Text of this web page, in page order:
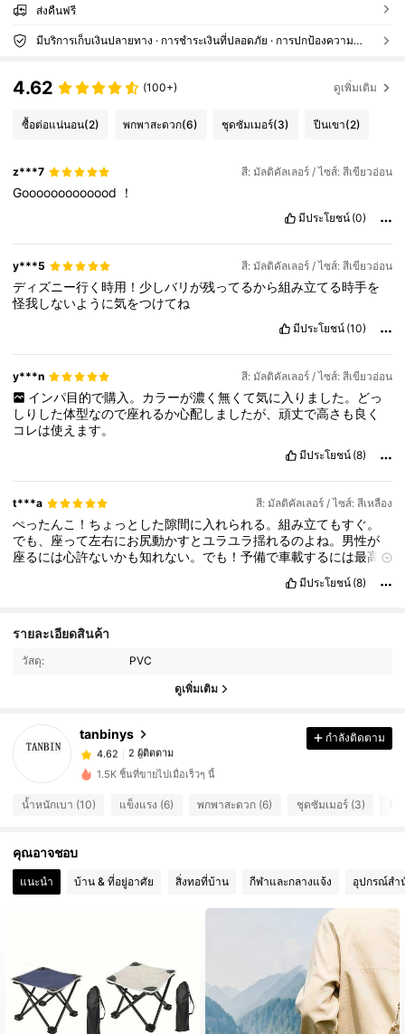
ส่งคืนฟรี
มีบริการเก็บเงินปลายทาง · การชำระเงินที่ปลอดภัย · การปกป้องความเป็นส่วนตัว
4.62 (100+) ดูเพิ่มเติม
ซื้อต่อแน่นอน(2) พกพาสะดวก(6) ชุดซัมเมอร์(3) ปีนเขา(2)
z***7 สี: มัลติคัลเลอร์ / ไซส์: สีเขียวอ่อน
Gooooooooooood ！
มีประโยชน์ (0)
y***5 สี: มัลติคัลเลอร์ / ไซส์: สีเขียวอ่อน
ディズニー行く時用！少しバリが残ってるから組み立てる時手を
怪我しないように気をつけてね
มีประโยชน์ (10)
y***n สี: มัลติคัลเลอร์ / ไซส์: สีเขียวอ่อน
インパ目的で購入。カラーが濃く無くて気に入りました。どっ
しりした体型なので座れるか心配しましたが、頑丈で高さも良く
コレは使えます。
มีประโยชน์ (8)
t***a สี: มัลติคัลเลอร์ / ไซส์: สีเหลือง
ぺったんこ！ちょっとした隙間に入れられる。組み立てもすぐ。
でも、座って左右にお尻動かすとユラユラ揺れるのよね。男性が
座るには心許ないかも知れない。でも！予備で車載するには最高
มีประโยชน์ (8)
รายละเอียดสินค้า
วัสดุ: PVC
ดูเพิ่มเติม
tanbinys
t***9ตาม1 วันที่ผ่านมา
4.62
2 ผู้ติดตาม
2 ผู้ติดตาม
กำลังติดตาม
1.5K ชิ้นที่ขายไปเมื่อเร็วๆ นี้
น้ำหนักเบา (10) แข็งแรง (6) พกพาสะดวก (6) ชุดซัมเมอร์ (3)
คุณอาจชอบ
แนะนำ บ้าน & ที่อยู่อาศัย สิ่งทอที่บ้าน กีฬาและกลางแจ้ง อุปกรณ์สำ